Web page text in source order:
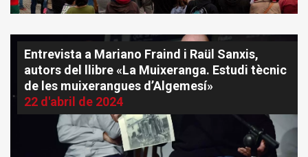
Entrevista a Mariano Fraind i Raül Sanxis,
autors del llibre «La Muixeranga. Estudi tècnic
de les muixerangues d’Algemesí»
22 d'abril de 2024